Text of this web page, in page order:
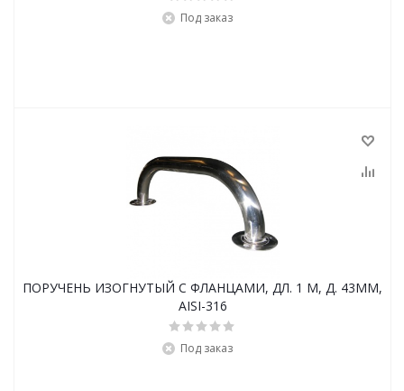
Под заказ
ПОРУЧЕНЬ ИЗОГНУТЫЙ С ФЛАНЦАМИ, ДЛ. 1 М, Д. 43ММ,
AISI-316
Под заказ